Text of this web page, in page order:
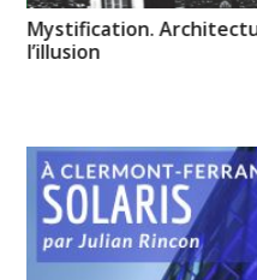
Mystification.
l’illusion